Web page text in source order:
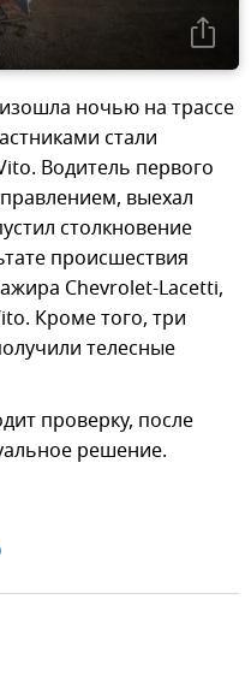
ночью на трассе
стали
Водитель первого
выехал
столкновение
происшествия
Chevrolet-Lacetti,
Кроме того, три
телесные
проверку, после
решение.